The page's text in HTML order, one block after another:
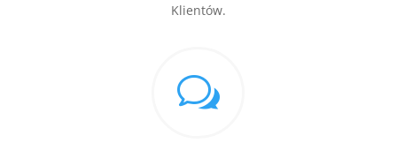
Klientów.
w